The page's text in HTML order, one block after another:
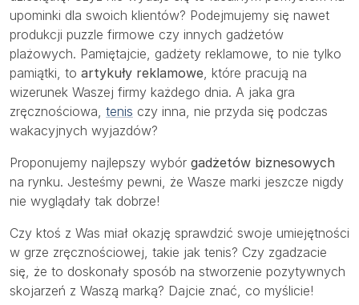
upominki dla swoich klientów? Podejmujemy się nawet
produkcji puzzle firmowe czy innych gadżetów
plażowych. Pamiętajcie, gadżety reklamowe, to nie tylko
pamiątki, to artykuły reklamowe, które pracują na
wizerunek Waszej firmy każdego dnia. A jaka gra
zręcznościowa, tenis czy inna, nie przyda się podczas
wakacyjnych wyjazdów?
Proponujemy najlepszy wybór gadżetów biznesowych
na rynku. Jesteśmy pewni, że Wasze marki jeszcze nigdy
nie wyglądały tak dobrze!
Czy ktoś z Was miał okazję sprawdzić swoje umiejętności
w grze zręcznościowej, takie jak tenis? Czy zgadzacie
się, że to doskonały sposób na stworzenie pozytywnych
skojarzeń z Waszą marką? Dajcie znać, co myślicie!